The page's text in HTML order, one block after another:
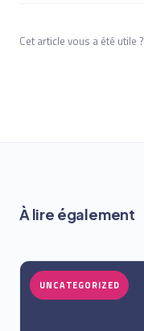
Cet article vous a été utile ?
À lire également
UNCATEGORIZED